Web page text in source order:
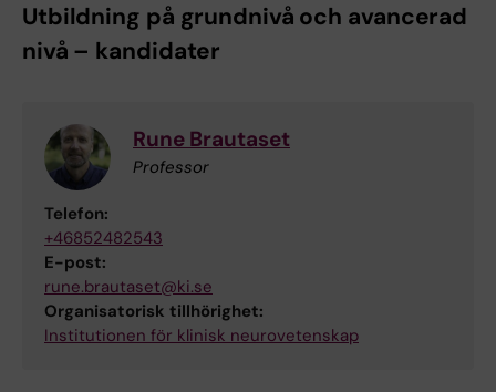
Utbildning på grundnivå och avancerad
nivå – kandidater
Rune Brautaset
Professor
Telefon:
+46852482543
E-post:
rune.brautaset@ki.se
Organisatorisk tillhörighet:
Institutionen för klinisk neurovetenskap